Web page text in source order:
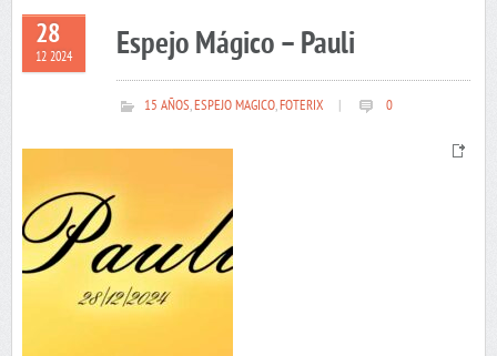
28
12 2024 Espejo Mágico – Pauli
15 AÑOS,ESPEJO MAGICO,FOTERIX 0